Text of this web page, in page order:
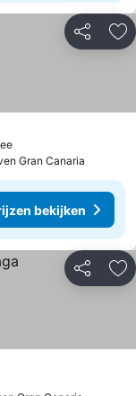
Delen
Prijzen bekijken
Gran Canaria
bekijken
Delen